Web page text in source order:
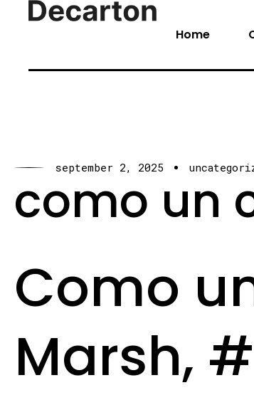
Home
september 2, 2025
como un
Como
Marsh,